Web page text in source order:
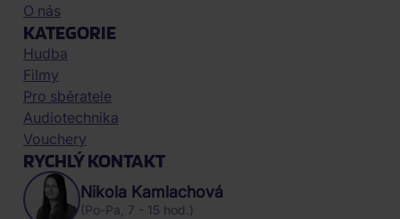
O nás
KATEGORIE
Hudba
Filmy
Pro sběratele
Audiotechnika
Vouchery
RYCHLÝ KONTAKT
Nikola Kamlachová
(Po-Pa, 7 - 15 hod.)